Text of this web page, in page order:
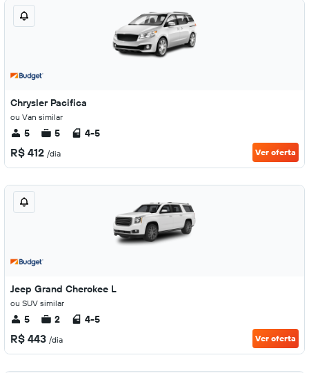
Chrysler Pacifica
ou Van similar
5 5 4-5
R$ 412 /dia Ver oferta
Jeep Grand Cherokee L
ou SUV similar
5 2 4-5
R$ 443 /dia Ver oferta